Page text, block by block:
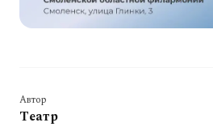
Автор
Театр